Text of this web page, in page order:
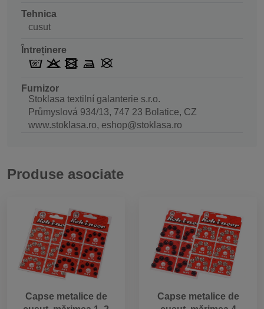
Tehnica
cusut
Întreținere
Furnizor
Stoklasa textilní galanterie s.r.o.
Průmyslová 934/13, 747 23 Bolatice, CZ
www.stoklasa.ro, eshop@stoklasa.ro
Produse asociate
Capse metalice de
Capse metalice de